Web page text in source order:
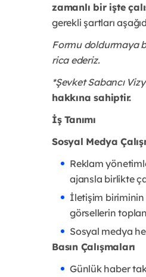
zamanlı bir işte
gerekli şartları
Formu doldurmaya
rica ederiz.
*Şevket Sabancı
hakkına sahiptir.
İş Tanımı
Sosyal Medya
Reklam
ajansla birlikte
İletişim biriminin
görsellerin
Sosyal medya
Basın Çalışmaları
Günlük haber